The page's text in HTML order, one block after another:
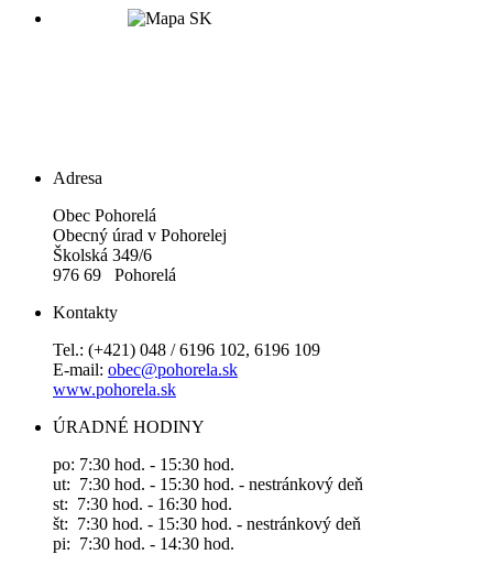
Adresa
Obec Pohorelá
Obecný úrad v Pohorelej
Školská 349/6
976 69 Pohorelá
Kontakty
Tel.: (+421) 048 / 6196 102, 6196 109
E-mail: obec@pohorela.sk
www.pohorela.sk
ÚRADNÉ HODINY
po: 7:30 hod. - 15:30 hod.
ut: 7:30 hod. - 15:30 hod. - nestránkový deň
st: 7:30 hod. - 16:30 hod.
št: 7:30 hod. - 15:30 hod. - nestránkový deň
pi: 7:30 hod. - 14:30 hod.